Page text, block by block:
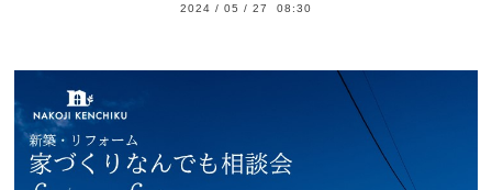
2024 / 05 / 27 08:30